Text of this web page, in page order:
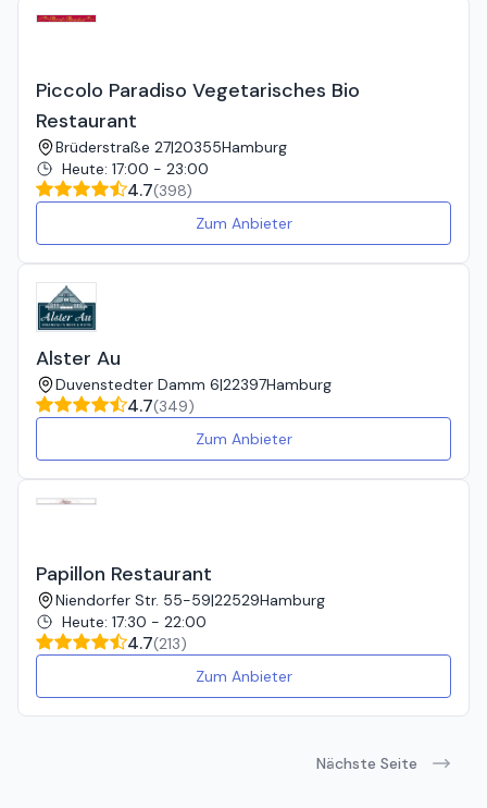
Piccolo Paradiso Vegetarisches Bio
Restaurant
Brüderstraße 27|20355Hamburg
Heute: 17:00 - 23:00
4.7(398)
Zum Anbieter
Alster Au
Duvenstedter Damm 6|22397Hamburg
4.7(349)
Zum Anbieter
Papillon Restaurant
Niendorfer Str. 55-59|22529Hamburg
Heute: 17:30 - 22:00
4.7(213)
Zum Anbieter
Nächste Seite